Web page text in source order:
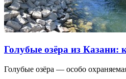
Голубые озёра из Казани:
Голубые озёра — особо